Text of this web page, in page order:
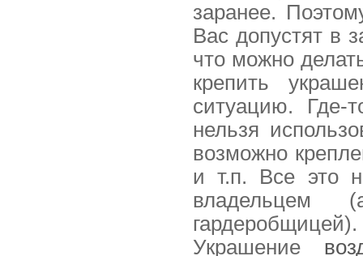
заранее.
Вас допустят в
что можно
крепить
ситуацию. Где-
нельзя
возможно
и т.п. Все это
Украшение